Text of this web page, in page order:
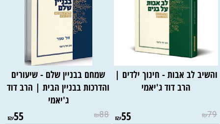
והשיב לב אבות - חינוך ילדים |
הרב דוד ג'יאמי
₪79
₪55
שמחם בבניין שלם - שיעורים
והדרכות בבניין הבית | הרב דוד
ג'יאמי
₪88
₪55